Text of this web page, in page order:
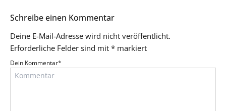
Schreibe einen Kommentar
Deine E-Mail-Adresse wird nicht veröffentlicht.
Erforderliche Felder sind mit * markiert
Dein Kommentar*